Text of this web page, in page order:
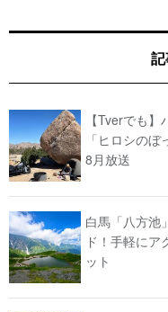
【Tverでも
「ヒロシの
8月放送
白馬「八方池
ド！手軽に
ット